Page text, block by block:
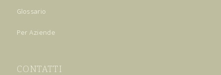
Glossario
Per Aziende
CONTATTI